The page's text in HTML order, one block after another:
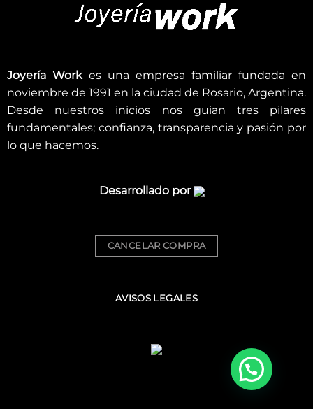
Joyería Workes una empresa familiar fundada en
noviembre de 1991 en la ciudad de Rosario, Argentina.
Desde nuestros inicios nos guian tres pilares
fundamentales; confianza, transparencia y pasión por
lo que hacemos.
Desarrollado por
CANCELAR COMPRA
AVISOS LEGALES